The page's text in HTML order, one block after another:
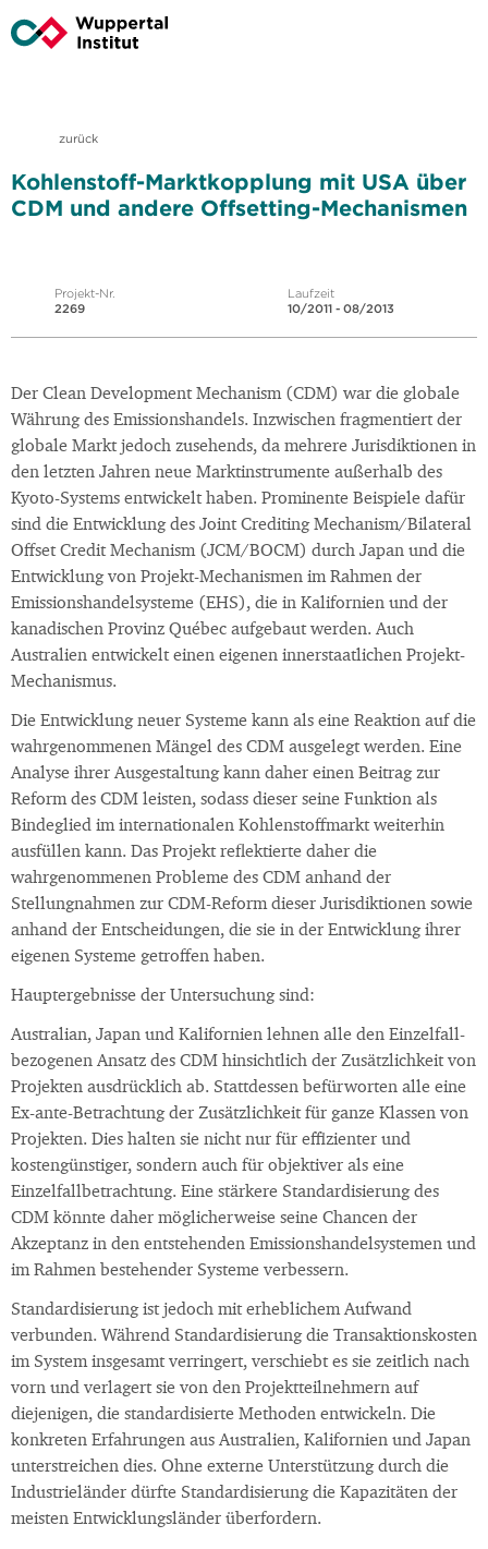
zurück
Kohlenstoff-Marktkopplung mit USA über
CDM und andere Offsetting-Mechanismen
Projekt-Nr.
2269
Laufzeit
10/2011 - 08/2013
Der Clean Development Mechanism (CDM) war die globale
Währung des Emissionshandels. Inzwischen fragmentiert der
globale Markt jedoch zusehends, da mehrere Jurisdiktionen in
den letzten Jahren neue Marktinstrumente außerhalb des
Kyoto-Systems entwickelt haben. Prominente Beispiele dafür
sind die Entwicklung des Joint Crediting Mechanism/Bilateral
Offset Credit Mechanism (JCM/BOCM) durch Japan und die
Entwicklung von Projekt-Mechanismen im Rahmen der
Emissionshandelsysteme (EHS), die in Kalifornien und der
kanadischen Provinz Québec aufgebaut werden. Auch
Australien entwickelt einen eigenen innerstaatlichen Projekt-
Mechanismus.
Die Entwicklung neuer Systeme kann als eine Reaktion auf die
wahrgenommenen Mängel des CDM ausgelegt werden. Eine
Analyse ihrer Ausgestaltung kann daher einen Beitrag zur
Reform des CDM leisten, sodass dieser seine Funktion als
Bindeglied im internationalen Kohlenstoffmarkt weiterhin
ausfüllen kann. Das Projekt reflektierte daher die
wahrgenommenen Probleme des CDM anhand der
Stellungnahmen zur CDM-Reform dieser Jurisdiktionen sowie
anhand der Entscheidungen, die sie in der Entwicklung ihrer
eigenen Systeme getroffen haben.
Hauptergebnisse der Untersuchung sind:
Australian, Japan und Kalifornien lehnen alle den Einzelfall-
bezogenen Ansatz des CDM hinsichtlich der Zusätzlichkeit von
Projekten ausdrücklich ab. Stattdessen befürworten alle eine
Ex-ante-Betrachtung der Zusätzlichkeit für ganze Klassen von
Projekten. Dies halten sie nicht nur für effizienter und
kostengünstiger, sondern auch für objektiver als eine
Einzelfallbetrachtung. Eine stärkere Standardisierung des
CDM könnte daher möglicherweise seine Chancen der
Akzeptanz in den entstehenden Emissionshandelsystemen und
im Rahmen bestehender Systeme verbessern.
Standardisierung ist jedoch mit erheblichem Aufwand
verbunden. Während Standardisierung die Transaktionskosten
im System insgesamt verringert, verschiebt es sie zeitlich nach
vorn und verlagert sie von den Projektteilnehmern auf
diejenigen, die standardisierte Methoden entwickeln. Die
konkreten Erfahrungen aus Australien, Kalifornien und Japan
unterstreichen dies. Ohne externe Unterstützung durch die
Industrieländer dürfte Standardisierung die Kapazitäten der
meisten Entwicklungsländer überfordern.